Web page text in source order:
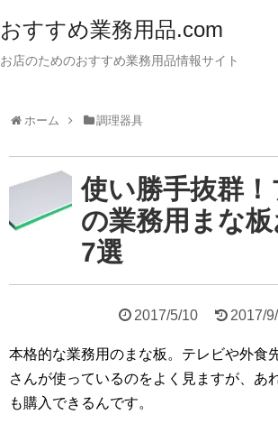
おすすめ業務用品.com
お店のためのおすすめ業務用品情報サイト
ホーム 調理器具
使い勝手抜群
の業務用まな
7選
2017/5/10 2017/
本格的な業務用のまな板。テレビや外食
さんが使っているのをよく見ますが、あ
も購入できるんです。